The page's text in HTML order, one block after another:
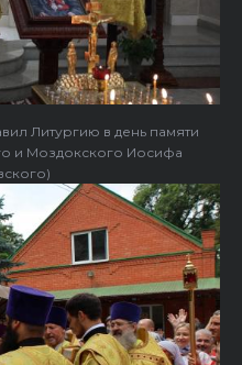
Литургию в день памяти
и Моздокского Иосифа